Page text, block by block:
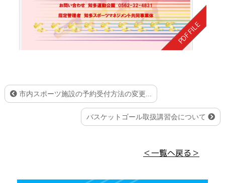
市内スポーツ施設の予約受付方法の変更...
バスケットゴール取扱講習会について
＜一覧へ戻る＞